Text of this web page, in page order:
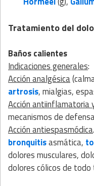
Tratamiento del
Baños calientes
Indicaciones generales:
Acción analgésica
artrosis, mialgias,
Acción antiinflamatoria
mecanismos de
Acción antiespasmódica
bronquitisasmática,
dolores musculares,
dolores cólicos de todo